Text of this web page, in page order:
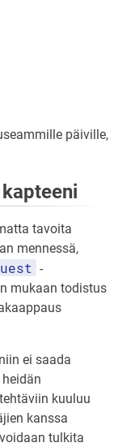
päiville,
tavoita
mennessä,
-
mukaan todistus
ei saada
kuuluu
kanssa
tulkita